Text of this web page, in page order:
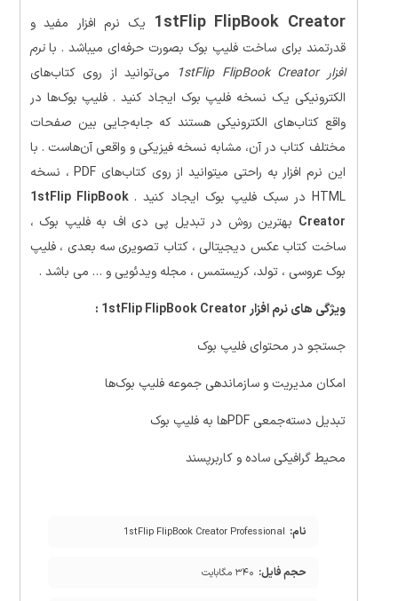
1stFlip FlipBook Creator یک نرم افزار مفید و
قدرتمند برای ساخت فلیپ بوک بصورت حرفه‌ای میباشد . بانرم
افزار 1stFlip FlipBook Creator
می‌توانید از روی کتاب‌های
الکترونیکی یک نسخه فلیپ بوک ایجاد کنید . فلیپ بوک‌ها در
واقع کتاب‌های الکترونیکی هستند که جابه‌جایی بین صفحات
مختلف کتاب در آن، مشابه نسخه فیزیکی و واقعی آن‌هاست . با
این نرم افزار به راحتی میتوانید از روی کتاب‌های PDF ، نسخه
HTML در سبک فلیپ بوک ایجاد کنید .
1stFlip FlipBook
Creator بهترین روش در تبدیل پی دی اف به فلیپ بوک ،
ساخت کتاب عکس دیجیتالی ، کتاب تصویری سه بعدی ، فلیپ
بوک عروسی ، تولد، کریستمس ، مجله ویدئویی و … می باشد .
ویژگی های نرم افزار 1stFlip FlipBook Creator :
جستجو در محتوای فلیپ بوک
امکان مدیریت و سازماندهی جموعه فلیپ بوک‌ها
تبدیل دسته‌جمعی PDFها به فلیپ بوک
محیط گرافیکی ساده و کاربرپسند
نام: 1stFlip FlipBook Creator Professional
حجم فایل: ۳۴۰ مگابایت